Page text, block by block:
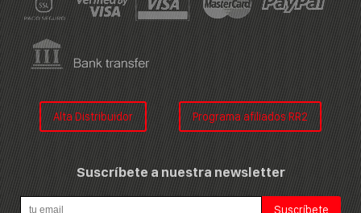
Alta Distribuidor Programa afiliados RR2
Suscríbete a nuestra newsletter